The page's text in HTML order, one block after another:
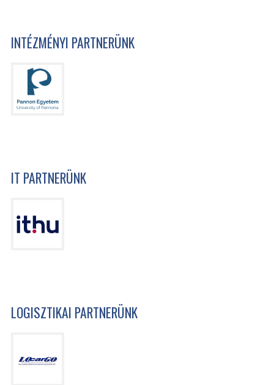
INTÉZMÉNYI PARTNERÜNK
IT PARTNERÜNK
LOGISZTIKAI PARTNERÜNK